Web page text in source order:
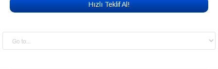
Hızlı Teklif Al!